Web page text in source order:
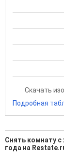
Скачать
Подробная
Снять комнату
года на